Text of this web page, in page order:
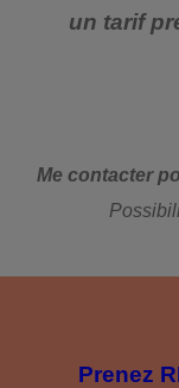
un tarif
Me contacter
Prenez